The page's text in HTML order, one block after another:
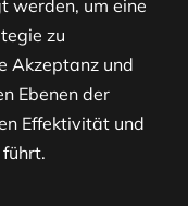
werden, um eine
zu
Akzeptanz und
Ebenen der
Effektivität und